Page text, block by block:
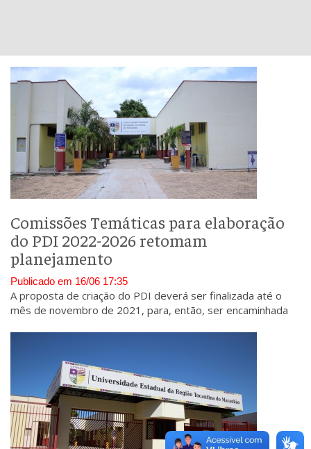
Comissões Temáticas para elaboração
do PDI 2022-2026 retomam
planejamento
Publicado em 16/06 17:35
A proposta de criação do PDI deverá ser finalizada até o
mês de novembro de 2021, para, então, ser encaminhada